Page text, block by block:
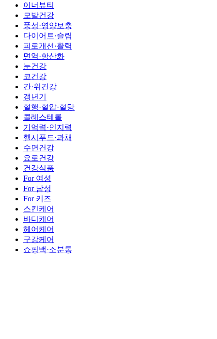
이너뷰티
모발건강
풍성·영양보충
다이어트·슬림
피로개선·활력
면역·항산화
눈건강
코건강
간·위건강
갱년기
혈행·혈압·혈당
콜레스테롤
기억력·인지력
헬시푸드·과채
수면건강
요로건강
건강식품
For 여성
For 남성
For 키즈
스킨케어
바디케어
헤어케어
구강케어
쇼핑백·소분통